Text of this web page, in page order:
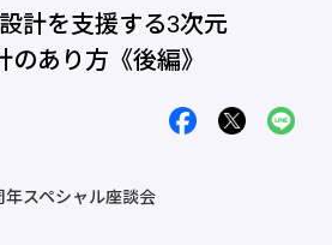
計を支援する3次元
のあり方《後編》
スペシャル座談会